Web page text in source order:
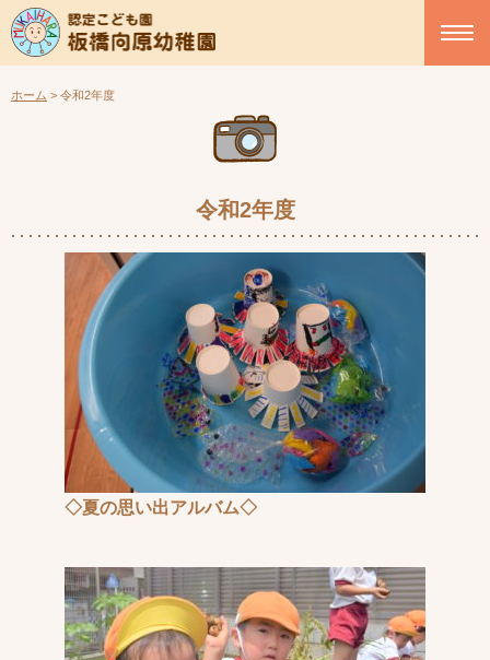
ホーム > 令和2年度
令和2年度
◇夏の思い出アルバム◇